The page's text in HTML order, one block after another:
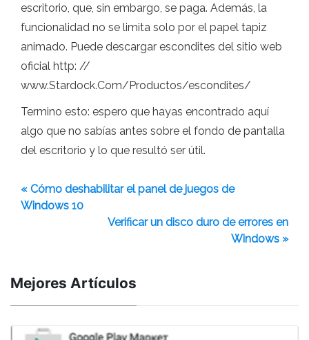
escritorio, que, sin embargo, se paga. Además, la
funcionalidad no se limita solo por el papel tapiz
animado. Puede descargar escondites del sitio web
oficial http: //
www.Stardock.Com/Productos/escondites/
Termino esto: espero que hayas encontrado aquí
algo que no sabías antes sobre el fondo de pantalla
del escritorio y lo que resultó ser útil.
« Cómo deshabilitar el panel de juegos de
Windows 10
Verificar un disco duro de errores en
Windows »
Mejores Artículos